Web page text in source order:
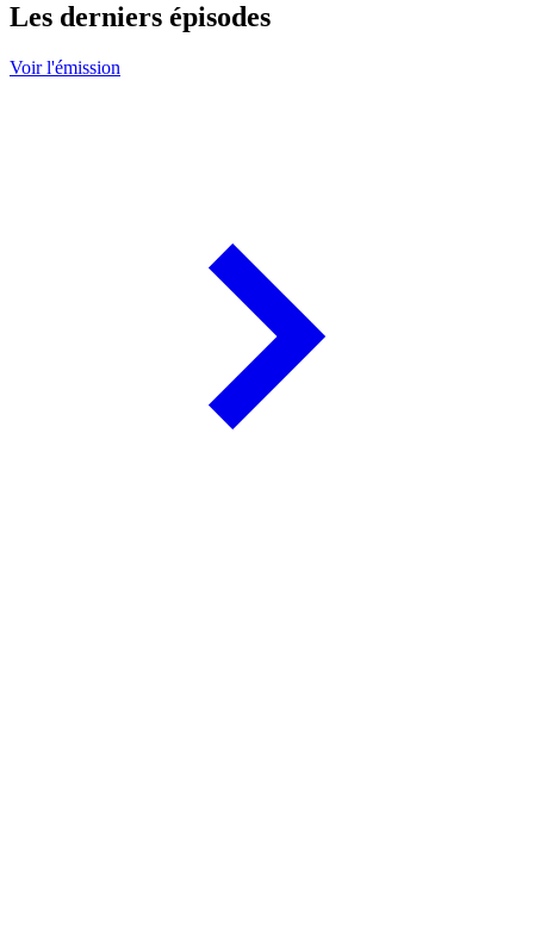
Les derniers épisodes
Voir l'émission